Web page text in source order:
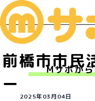
前橋市市民
ー
Mサポか
2025年03月04日